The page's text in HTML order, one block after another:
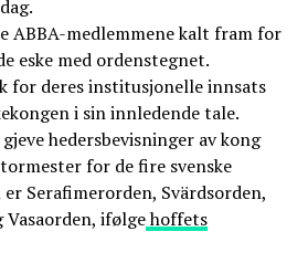
ABBA-medlemmene kalt fram for
eske med ordenstegnet.
for deres institusjonelle innsats
i sin innledende tale.
hedersbevisninger av kong
for de fire svenske
Serafimerorden, Svärdsorden,
ifølgehoffets